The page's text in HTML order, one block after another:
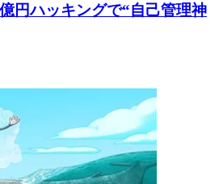
円ハッキングで“自己管理神